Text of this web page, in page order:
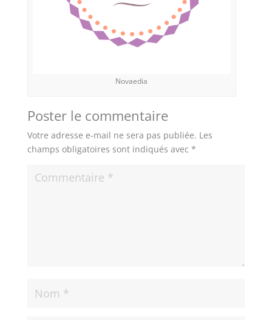
Novaedia
Poster le commentaire
Votre adresse e-mail ne sera pas publiée. Les
champs obligatoires sont indiqués avec *